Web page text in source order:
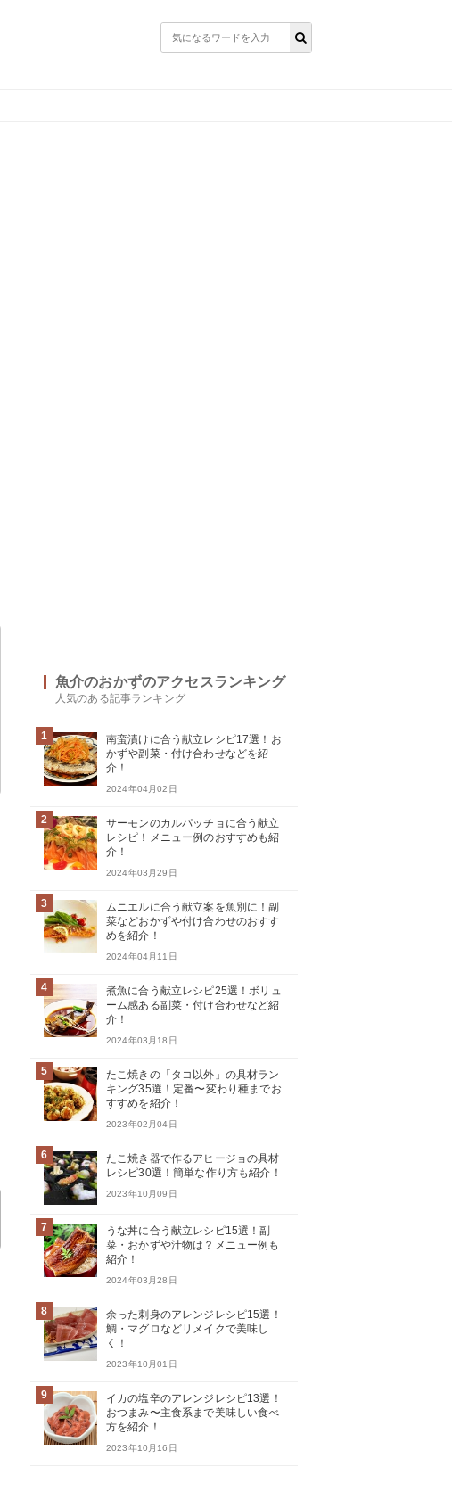
魚介のおかずのアクセスランキング
人気のある記事ランキング
1
南蛮漬けに合う献立レシピ17選！お
かずや副菜・付け合わせなどを紹
介！
2024年04月02日
2
サーモンのカルパッチョに合う献立
レシピ！メニュー例のおすすめも紹
介！
2024年03月29日
3
ムニエルに合う献立案を魚別に！副
菜などおかずや付け合わせのおすす
めを紹介！
2024年04月11日
4
煮魚に合う献立レシピ25選！ボリュ
ーム感ある副菜・付け合わせなど紹
介！
2024年03月18日
5
たこ焼きの「タコ以外」の具材ラン
キング35選！定番〜変わり種までお
すすめを紹介！
2023年02月04日
6
たこ焼き器で作るアヒージョの具材
レシピ30選！簡単な作り方も紹介！
2023年10月09日
7
うな丼に合う献立レシピ15選！副
菜・おかずや汁物は？メニュー例も
紹介！
2024年03月28日
8
余った刺身のアレンジレシピ15選！
鯛・マグロなどリメイクで美味し
く！
2023年10月01日
9
イカの塩辛のアレンジレシピ13選！
おつまみ〜主食系まで美味しい食べ
方を紹介！
2023年10月16日